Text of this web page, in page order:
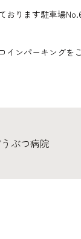
おります駐車場
インパーキングを
ぶつ病院